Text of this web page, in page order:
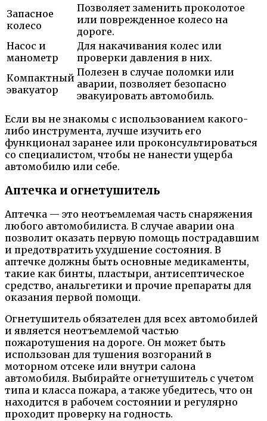
Запасное
колесо
Позволяет заменить проколотое
или поврежденное колесо на
дороге.
Насос и
манометр
Для накачивания колес или
проверки давления в них.
Компактный
эвакуатор
Полезен в случае поломки или
аварии, позволяет безопасно
эвакуировать автомобиль.
Если вы не знакомы с использованием какого-
либо инструмента, лучше изучить его
функционал заранее или проконсультироваться
со специалистом, чтобы не нанести ущерба
автомобилю или себе.
Аптечка и огнетушитель
Аптечка — это неотъемлемая часть снаряжения
любого автомобилиста. В случае аварии она
позволит оказать первую помощь пострадавшим
и предотвратить ухудшение состояния. В
аптечке должны быть основные медикаменты,
такие как бинты, пластыри, антисептическое
средство, анальгетики и прочие препараты для
оказания первой помощи.
Огнетушитель обязателен для всех автомобилей
и является неотъемлемой частью
пожаротушения на дороге. Он может быть
использован для тушения возгораний в
моторном отсеке или внутри салона
автомобиля. Выбирайте огнетушитель с учетом
типа и класса пожара, а также убедитесь, что он
находится в рабочем состоянии и регулярно
проходит проверку на годность.